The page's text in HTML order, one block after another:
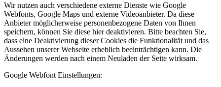
Wir nutzen auch verschiedene externe Dienste wie Google
Webfonts, Google Maps und externe Videoanbieter. Da diese
Anbieter möglicherweise personenbezogene Daten von Ihnen
speichern, können Sie diese hier deaktivieren. Bitte beachten Sie,
dass eine Deaktivierung dieser Cookies die Funktionalität und das
Aussehen unserer Webseite erheblich beeinträchtigen kann. Die
Änderungen werden nach einem Neuladen der Seite wirksam.
Google Webfont Einstellungen: